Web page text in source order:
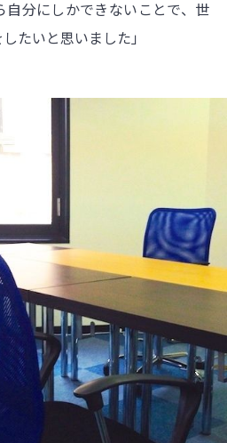
自分にしかできないことで、世
たいと思いました」